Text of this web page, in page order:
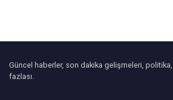
Güncel haberler, son dakika gelişmeleri,
fazlası.